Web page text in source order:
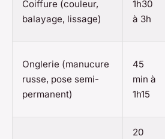
Coiffure (couleur,
balayage, lissage)
1h30
à 3h
Onglerie (manucure
russe, pose semi-
permanent)
45
min à
1h15
20